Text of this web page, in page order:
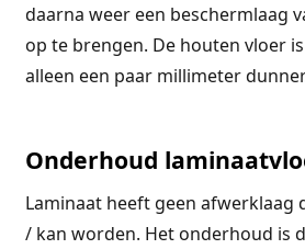
daarna weer een beschermlaag
op te brengen. De houten vloer
alleen een paar millimeter
Onderhoud
Laminaat heeft geen afwerklaag
/ kan worden. Het onderhoud is